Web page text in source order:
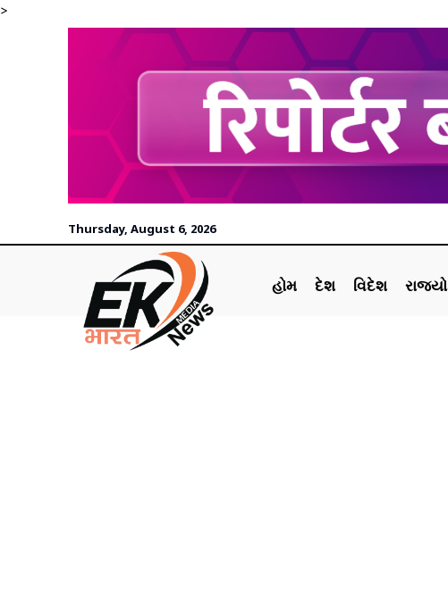
>
Thursday, August 6, 2026
હોમ દેશ વિદેશ રાજ્યો